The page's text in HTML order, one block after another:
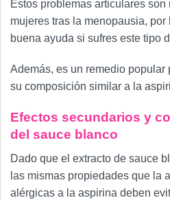
Estos problemas articulares
mujeres tras la menopausia,
buena ayuda si sufres este tipo
Además, es un remedio popular
su composición similar a la
Efectos secundarios y
del sauce blanco
Dado que el extracto de sauce
las mismas propiedades que la
alérgicas a la aspirina deben